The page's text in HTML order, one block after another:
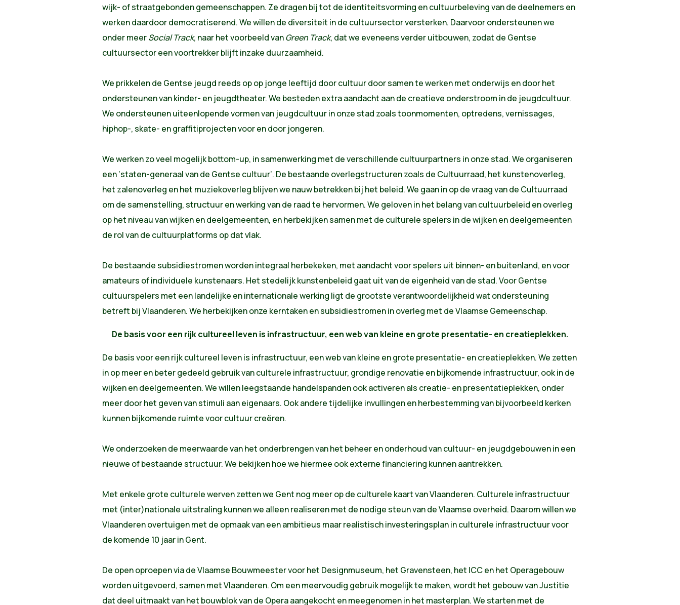
wijk- of straatgebonden gemeenschappen. Ze dragen bij tot de identiteitsvorming en cultuurbeleving van de deelnemers en
werken daardoor democratiserend. We willen de diversiteit in de cultuursector versterken. Daarvoor ondersteunen we
onder meerSocial Track, naar het voorbeeld vanGreen Track, dat we eveneens verder uitbouwen, zodat de Gentse
cultuursector een voortrekker blijft inzake duurzaamheid.
We prikkelen de Gentse jeugd reeds op op jonge leeftijd door cultuur door samen te werken met onderwijs en door het
ondersteunen van kinder- en jeugdtheater. We besteden extra aandacht aan de creatieve onderstroom in de jeugdcultuur.
We ondersteunen uiteenlopende vormen van jeugdcultuur in onze stad zoals toonmomenten, optredens, vernissages,
hiphop-, skate- en graffitiprojecten voor en door jongeren.
We werken zo veel mogelijk bottom-up, in samenwerking met de verschillende cultuurpartners in onze stad. We organiseren
een ‘staten-generaal van de Gentse cultuur’. De bestaande overlegstructuren zoals de Cultuurraad, het kunstenoverleg,
het zalenoverleg en het muziekoverleg blijven we nauw betrekken bij het beleid. We gaan in op de vraag van de Cultuurraad
om de samenstelling, structuur en werking van de raad te hervormen. We geloven in het belang van cultuurbeleid en overleg
op het niveau van wijken en deelgemeenten, en herbekijken samen met de culturele spelers in de wijken en deelgemeenten
de rol van de cultuurplatforms op dat vlak.
De bestaande subsidiestromen worden integraal herbekeken, met aandacht voor spelers uit binnen- en buitenland, en voor
amateurs of individuele kunstenaars. Het stedelijk kunstenbeleid gaat uit van de eigenheid van de stad. Voor Gentse
cultuurspelers met een landelijke en internationale werking ligt de grootste verantwoordelijkheid wat ondersteuning
betreft bij Vlaanderen. We herbekijken onze kerntaken en subsidiestromen in overleg met de Vlaamse Gemeenschap.
De basis voor een rijk cultureel leven is infrastructuur, een web van kleine en grote presentatie- en creatieplekken.
De basis voor een rijk cultureel leven is infrastructuur, een web van kleine en grote presentatie- en creatieplekken. We zetten
in op meer en beter gedeeld gebruik van culturele infrastructuur, grondige renovatie en bijkomende infrastructuur, ook in de
wijken en deelgemeenten. We willen leegstaande handelspanden ook activeren als creatie- en presentatieplekken, onder
meer door het geven van stimuli aan eigenaars. Ook andere tijdelijke invullingen en herbestemming van bijvoorbeeld kerken
kunnen bijkomende ruimte voor cultuur creëren.
We onderzoeken de meerwaarde van het onderbrengen van het beheer en onderhoud van cultuur- en jeugdgebouwen in een
nieuwe of bestaande structuur. We bekijken hoe we hiermee ook externe financiering kunnen aantrekken.
Met enkele grote culturele werven zetten we Gent nog meer op de culturele kaart van Vlaanderen. Culturele infrastructuur
met (inter)nationale uitstraling kunnen we alleen realiseren met de nodige steun van de Vlaamse overheid. Daarom willen we
Vlaanderen overtuigen met de opmaak van een ambitieus maar realistisch investeringsplan in culturele infrastructuur voor
de komende 10 jaar in Gent.
De open oproepen via de Vlaamse Bouwmeester voor het Designmuseum, het Gravensteen, het ICC en het Operagebouw
worden uitgevoerd, samen met Vlaanderen. Om een meervoudig gebruik mogelijk te maken, wordt het gebouw van Justitie
dat deel uitmaakt van het bouwblok van de Opera aangekocht en meegenomen in het masterplan. We starten met de